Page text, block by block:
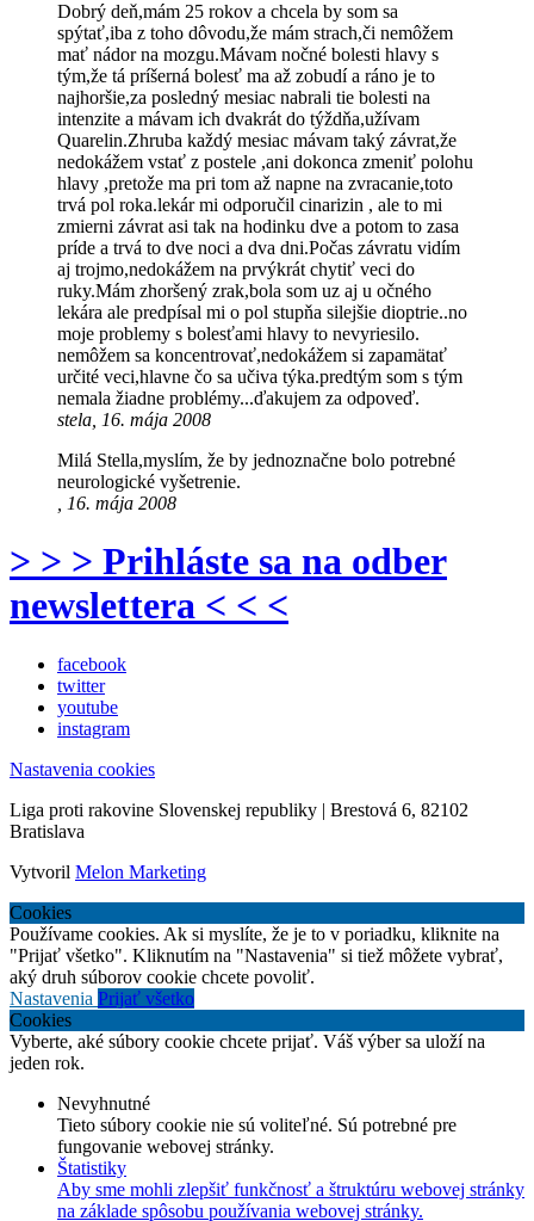
Dobrý deň,mám 25 rokov a chcela by som sa
spýtať,iba z toho dôvodu,že mám strach,či nemôžem
mať nádor na mozgu.Mávam nočné bolesti hlavy s
tým,že tá príšerná bolesť ma až zobudí a ráno je to
najhoršie,za posledný mesiac nabrali tie bolesti na
intenzite a mávam ich dvakrát do týždňa,užívam
Quarelin.Zhruba každý mesiac mávam taký závrat,že
nedokážem vstať z postele ,ani dokonca zmeniť polohu
hlavy ,pretože ma pri tom až napne na zvracanie,toto
trvá pol roka.lekár mi odporučil cinarizin , ale to mi
zmierni závrat asi tak na hodinku dve a potom to zasa
príde a trvá to dve noci a dva dni.Počas závratu vidím
aj trojmo,nedokážem na prvýkrát chytiť veci do
ruky.Mám zhoršený zrak,bola som uz aj u očného
lekára ale predpísal mi o pol stupňa silejšie dioptrie..no
moje problemy s bolesťami hlavy to nevyriesilo.
nemôžem sa koncentrovať,nedokážem si zapamätať
určité veci,hlavne čo sa učiva týka.predtým som s tým
nemala žiadne problémy...ďakujem za odpoveď.
stela, 16. mája 2008
Milá Stella,myslím, že by jednoznačne bolo potrebné
neurologické vyšetrenie.
, 16. mája 2008
> > > Prihláste sa na odber
newslettera < < <
facebook
twitter
youtube
instagram
Nastavenia cookies
Liga proti rakovine Slovenskej republiky | Brestová 6, 82102
Bratislava
Vytvoril Melon Marketing
Cookies
Používame cookies. Ak si myslíte, že je to v poriadku, kliknite na
"Prijať všetko". Kliknutím na "Nastavenia" si tiež môžete vybrať,
aký druh súborov cookie chcete povoliť.
Nastavenia Prijať všetko
Cookies
Vyberte, aké súbory cookie chcete prijať. Váš výber sa uloží na
jeden rok.
Nevyhnutné
Tieto súbory cookie nie sú voliteľné. Sú potrebné pre
fungovanie webovej stránky.
Štatistiky
Aby sme mohli zlepšiť funkčnosť a štruktúru webovej stránky
na základe spôsobu používania webovej stránky.